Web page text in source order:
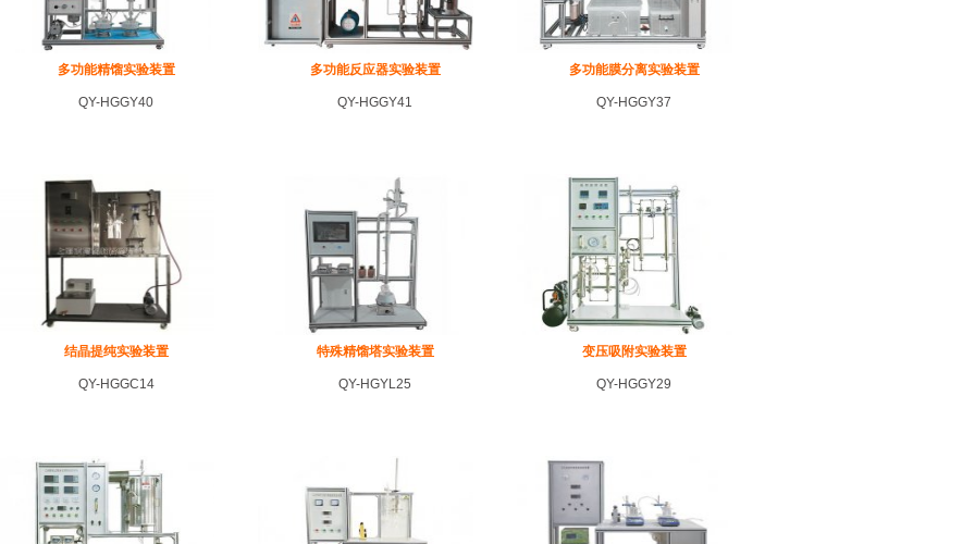
多功能精馏实验装置
QY-HGGY40
多功能反应器实验装置
QY-HGGY41
多功能膜分离实验装置
QY-HGGY37
结晶提纯实验装置
QY-HGGC14
特殊精馏塔实验装置
QY-HGYL25
变压吸附实验装置
QY-HGGY29